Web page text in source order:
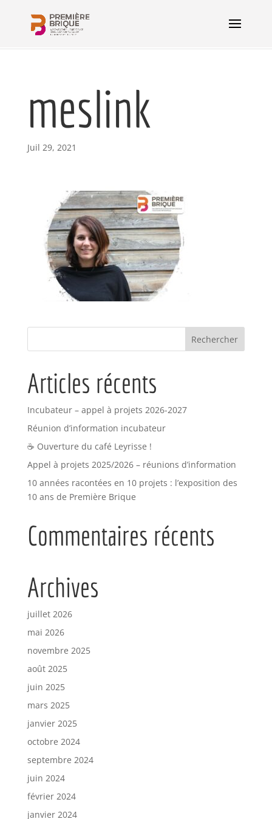
meslink
Juil 29, 2021
Articles récents
Incubateur – appel à projets 2026-2027
Réunion d’information incubateur
☕ Ouverture du café Leyrisse !
Appel à projets 2025/2026 – réunions d’information
10 années racontées en 10 projets : l’exposition des
10 ans de Première Brique
Commentaires récents
Archives
juillet 2026
mai 2026
novembre 2025
août 2025
juin 2025
mars 2025
janvier 2025
octobre 2024
septembre 2024
juin 2024
février 2024
janvier 2024